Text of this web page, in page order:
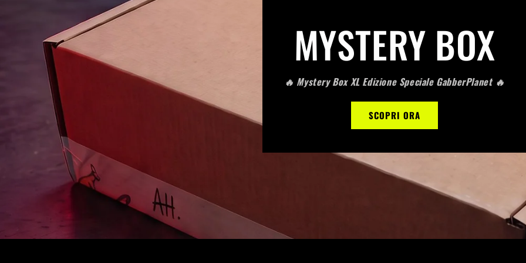
MYSTERY BOX
🔥 Mystery Box XL Edizione Speciale GabberPlanet 🔥
SCOPRI ORA